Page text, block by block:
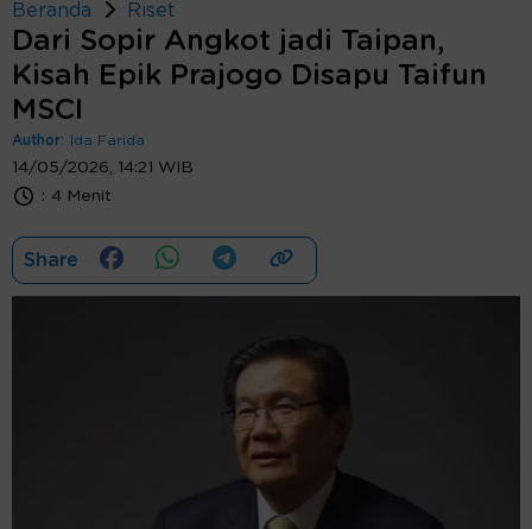
Beranda Riset
Dari Sopir Angkot jadi Taipan,
Kisah Epik Prajogo Disapu Taifun
MSCI
Author: Ida Farida
14/05/2026, 14:21 WIB
: 4 Menit
Share